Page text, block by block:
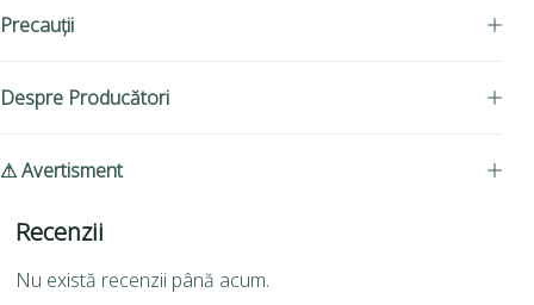
Precauții
Despre Producători
⚠ Avertisment
Recenzii
Nu există recenzii până acum.